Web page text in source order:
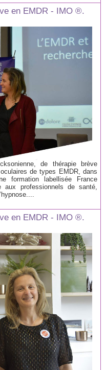
en EMDR - IMO ®.
de thérapie brève
de types EMDR, dans
formation labellisée France
professionnels de santé,
en EMDR - IMO ®.